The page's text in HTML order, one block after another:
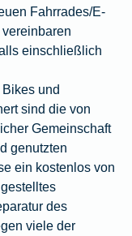
Fahrrades/E-
einschließlich
und
sind die von
Gemeinschaft
genutzten
ein kostenlos von
des
viele der